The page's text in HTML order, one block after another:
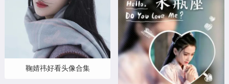
鞠婧祎好看头像合集